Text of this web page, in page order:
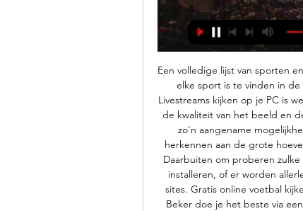
Een volledige lijst van sporten
elke sport is te vinden in de
Livestreams kijken op je PC is
de kwaliteit van het beeld en
zo'n aangename
herkennen aan de grote
Daarbuiten om proberen
installeren, of er worden
sites. Gratis online voetbal
Beker doe je het beste via